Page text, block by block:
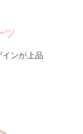
ツ
ンが上品